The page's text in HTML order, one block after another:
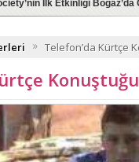
İlk Etkinliği
» Telefon’da Kürtçe